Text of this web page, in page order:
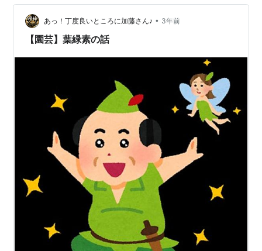
待することにしましょう。 アクアティカと言う品種の斑
入りです。 葉の形を見ると、皆さんお馴染みのグラブラ
と思えるのですけど… パキラって20品種くらいあったと
あっ！丁度良いところに加藤さん♪ • 3年前
【園芸】葉緑素の話